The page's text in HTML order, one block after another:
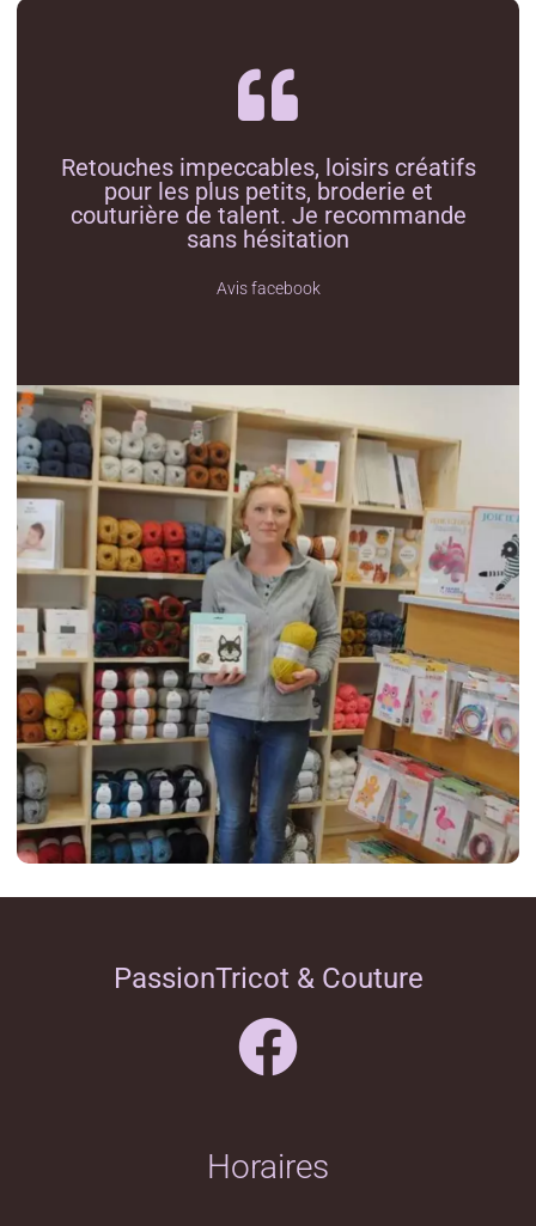
Retouches impeccables, loisirs créatifs
pour les plus petits, broderie et
couturière de talent. Je recommande
sans hésitation
Avis facebook
PassionTricot & Couture
Horaires